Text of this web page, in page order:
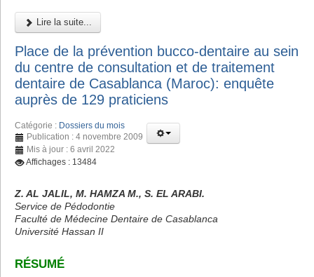
Lire la suite...
Place de la prévention bucco-dentaire au sein
du centre de consultation et de traitement
dentaire de Casablanca (Maroc): enquête
auprès de 129 praticiens
Catégorie : Dossiers du mois
Publication : 4 novembre 2009
Mis à jour : 6 avril 2022
Affichages : 13484
Z. AL JALIL, M. HAMZA M., S. EL ARABI.
Service de Pédodontie
Faculté de Médecine Dentaire de Casablanca
Université Hassan II
RÉSUMÉ